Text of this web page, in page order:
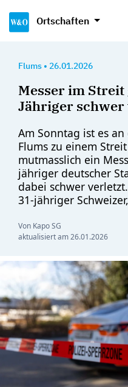
Ortschaften
Flums • 26.01.2026
Messer im
Jähriger
Am Sonntag ist es
Flums zu einem
mutmasslich ein
jähriger deutscher
dabei schwer
31-jähriger
Von Kapo SG
aktualisiert am26.01.2026